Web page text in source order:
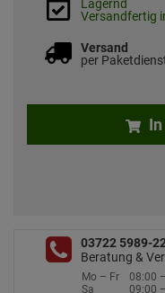
Lagernd
Versandfertig
Versand
per
03722 5989-
Beratung &
Mo – Fr
08:00
Sa
09:00